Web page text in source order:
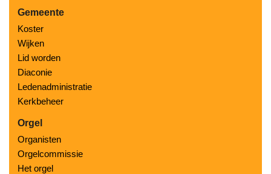
Gemeente
Koster
Wijken
Lid worden
Diaconie
Ledenadministratie
Kerkbeheer
Orgel
Organisten
Orgelcommissie
Het orgel